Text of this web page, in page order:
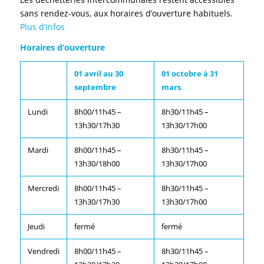
sans rendez-vous, aux horaires d’ouverture habituels.
Plus d’infos
Horaires d’ouverture
01 avril au 30
septembre
01 octobre à 31
mars
Lundi
8h00/11h45 –
13h30/17h30
8h30/11h45 –
13h30/17h00
Mardi
8h00/11h45 –
13h30/18h00
8h30/11h45 –
13h30/17h00
Mercredi
8h00/11h45 –
13h30/17h30
8h30/11h45 –
13h30/17h00
Jeudi fermé fermé
Vendredi
8h00/11h45 –
8h30/11h45 –